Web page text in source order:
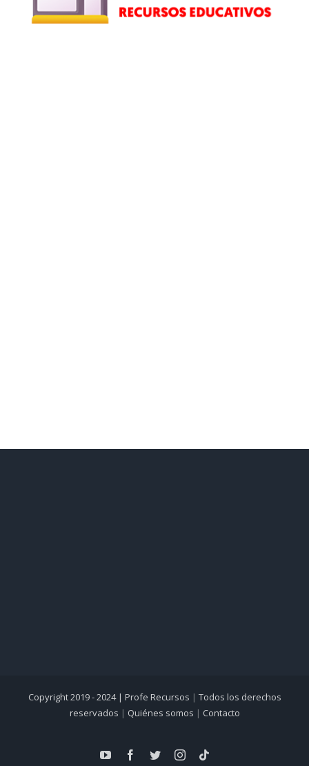
Copyright 2019 - 2024 | Profe Recursos | Todos los derechos
reservados | Quiénes somos | Contacto
YouTubeFacebook
TwitterInstagram
Tiktok